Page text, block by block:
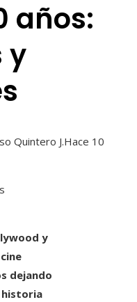
años:
y
Quintero J.Hace 10
y
dejando
historia